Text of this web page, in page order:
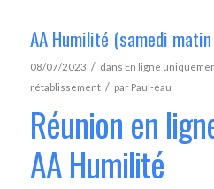
AA Humilité (samedi
08/07/2023 / dans En ligne
rétablissement / par Paul-eau
Réunion en
AA Humilité